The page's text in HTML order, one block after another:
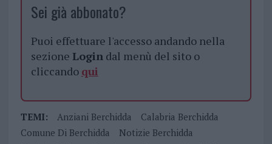
Sei già abbonato?
Puoi effettuare l'accesso andando nella
sezione Logindal menù del sito o
cliccando qui
TEMI: Anziani Berchidda
Calabria Berchidda
Comune Di Berchidda
Notizie Berchidda